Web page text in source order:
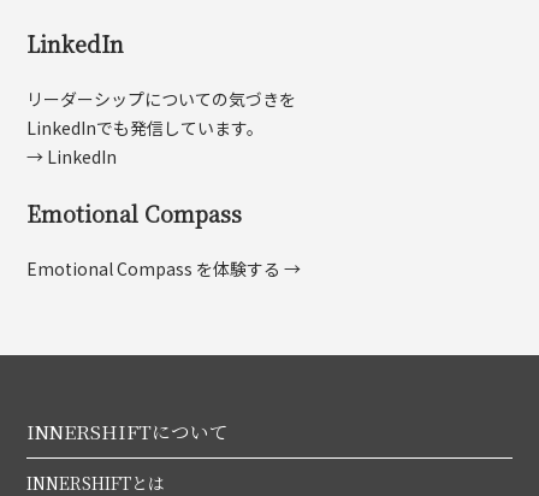
LinkedIn
リーダーシップについての気づきを
LinkedInでも発信しています。
→ LinkedIn
Emotional Compass
Emotional Compass を体験する →
INNERSHIFTについて
INNERSHIFTとは